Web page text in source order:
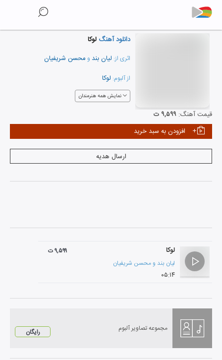
دانلود آهنگ لوکا
اثری از: لیان بند و محسن شریفیان
از آلبوم: لوکا
نمایش همه هنرمندان
قیمت آهنگ: ۹,۵۹۹ ت
افزودن به سبد خرید
ارسال هدیه
لوکا
لیان بند و محسن شریفیان
۰۵:۱۴
۹,۵۹۹ ت
مجموعه تصاویر آلبوم رایگان